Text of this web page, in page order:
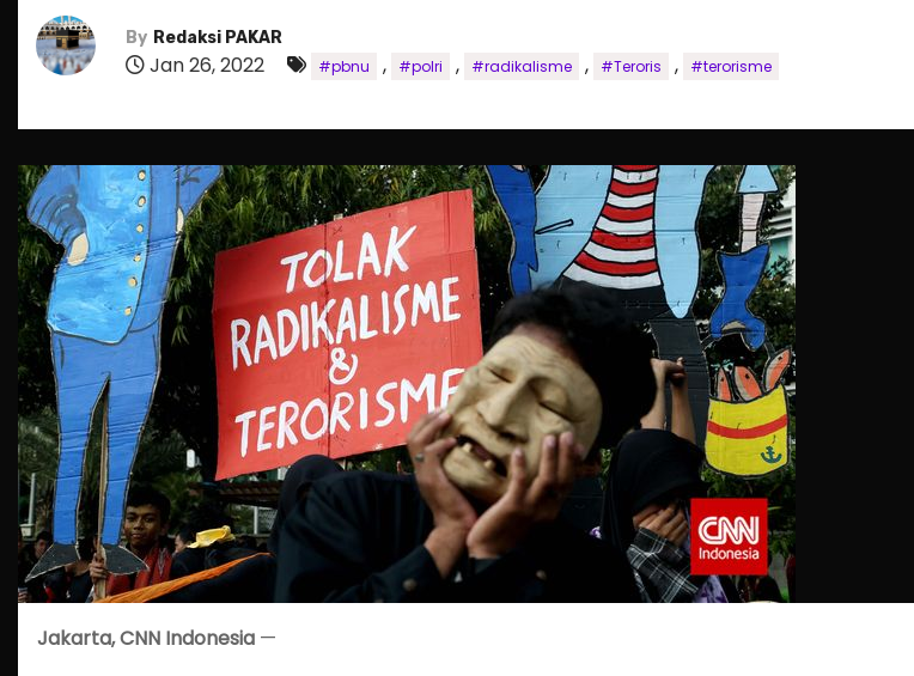
By Redaksi PAKAR
Jan 26, 2022 #pbnu , #polri , #radikalisme , #Teroris , #terorisme
Jakarta, CNN Indonesia —